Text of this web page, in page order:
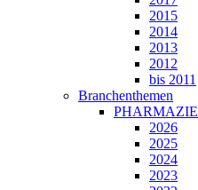
2015
2014
2013
2012
bis 2011
Branchenthemen
PHARMAZIE
2026
2025
2024
2023